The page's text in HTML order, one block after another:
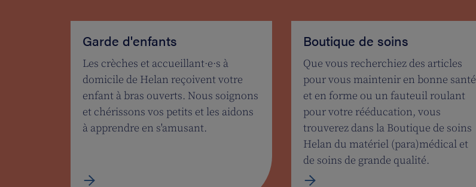
Garde d'enfants
Les crèches et accueillant·e·s à
domicile de Helan reçoivent votre
enfant à bras ouverts. Nous soignons
et chérissons vos petits et les aidons
à apprendre en s'amusant.
Boutique de soins
Que vous recherchiez des articles
pour vous maintenir en bonne santé
et en forme ou un fauteuil roulant
pour votre rééducation, vous
trouverez dans la Boutique de soins
Helan du matériel (para)médical et
de soins de grande qualité.